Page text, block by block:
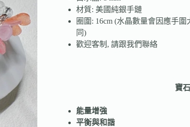
材質: 美國純銀手鏈
圈圍: 16cm (水晶數量會因應手
同)
歡迎客制, 請跟我們聯絡
寶
能量增強
平衡與和諧